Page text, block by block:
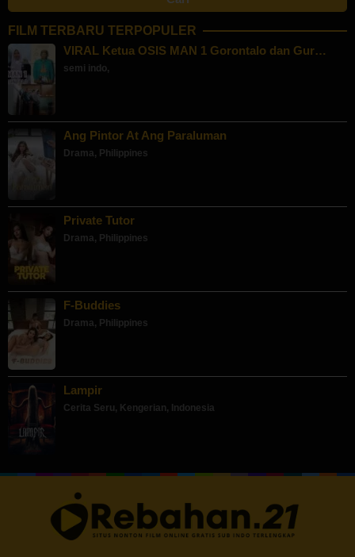
FILM TERBARU TERPOPULER
VIRAL Ketua OSIS MAN 1 Gorontalo dan Gur…
semi indo,
Ang Pintor At Ang Paraluman
Drama, Philippines
Private Tutor
Drama, Philippines
F-Buddies
Drama, Philippines
Lampir
Cerita Seru, Kengerian, Indonesia